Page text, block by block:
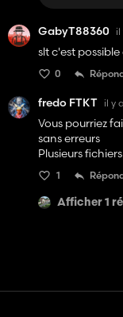
GabyT88360 il
slt c'est
0
fredo FTKT il y
Vous pourriez
sans erreurs
Plusieurs
1
Afficher 1